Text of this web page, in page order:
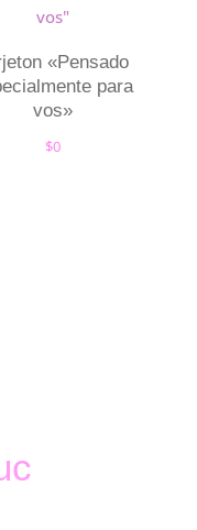
«Pensado
para
vos»
$0